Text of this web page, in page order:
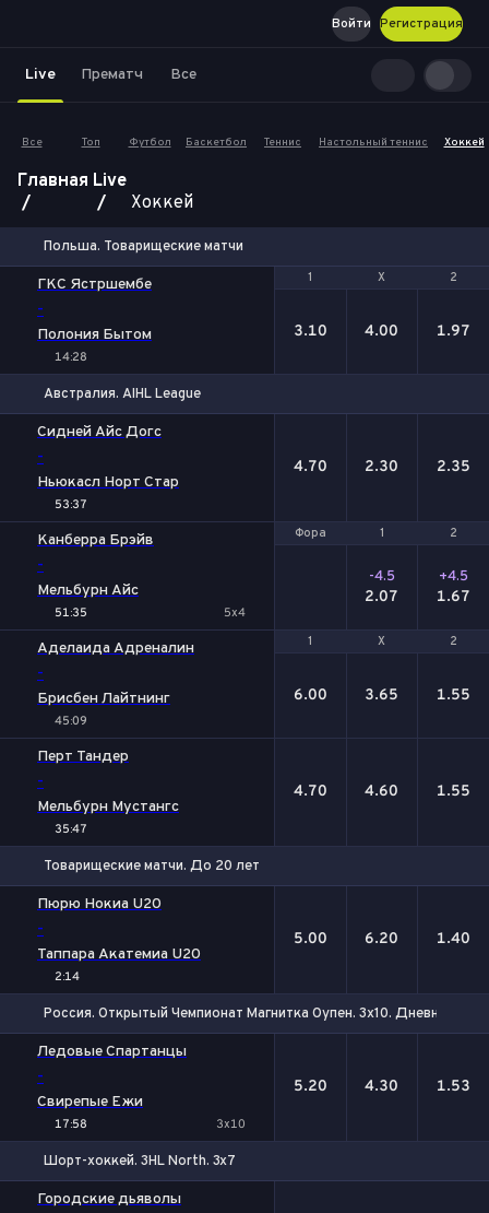
Регистрация
Войти
Live Прематч Все
Все Топ Футбол Баскетбол Теннис Настольный теннис Хоккей
Главная Live
Хоккей
Польша. Товарищеские матчи
1 Х 2
ГКС Ястршембе
-
Полония Бытом
14:28
1 Х 2
3.10 4.00 1.97
Австралия. AIHL League
Сидней Айс Догс
-
Ньюкасл Норт Стар
53:37
4.70 2.30 2.35
Фора 1 2
Канберра Брэйв
-
Мельбурн Айс
51:35 5x4
Фора 1 2
-4.5
2.07
+4.5
1.67
1 Х 2
Аделаида Адреналин
-
Брисбен Лайтнинг
45:09
1 Х 2
6.00 3.65 1.55
Перт Тандер
-
Мельбурн Мустангс
35:47
4.70 4.60 1.55
Товарищеские матчи. До 20 лет
Пюрю Нокиа U20
-
Таппара Акатемиа U20
2:14
5.00 6.20 1.40
Россия. Открытый Чемпионат Магнитка Оупен. 3х10. Дневной
Ледовые Спартанцы
-
Свирепые Ежи
17:58 3x10
5.20 4.30 1.53
Шорт-хоккей. 3HL North. 3x7
Городские дьяволы